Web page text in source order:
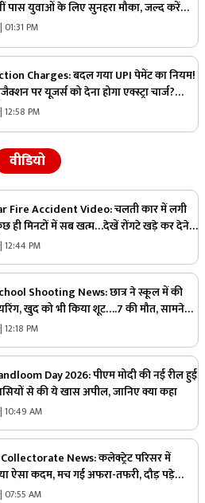
पास युवाओं के लिए सुनहरा मौका, जल्द करें
PM
Charges: बदल गया UPI पेमेंट का नियम!
पर यूजर्स को देना होगा एक्स्ट्रा चार्ज?
पूरा सच
PM
वीडियो
Fire Accident Video: चलती कार में लगी
ही मिनटों में सब खत्म…देखें रोंगटे खड़े कर देने
12:44 PM
Shooting News: छात्र ने स्कूल में की
खुद को भी किया शूट….7 की मौत, सामने
PM
Day 2026: पीएम मोदी की नई रील हुई
से की ये खास अपील, जानिए क्या कहा
10:49 AM
News: कलेक्ट्रेट परिसर में
ऐसा कदम, मच गई अफरा-तफरी, दौड़ पड़े
जानें क्या है पूरा मामला
07:55 AM